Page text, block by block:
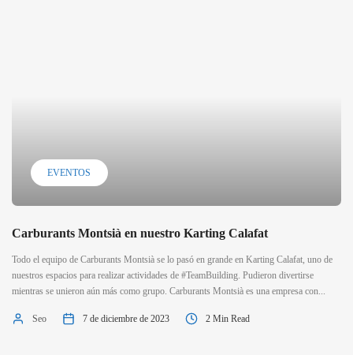
EVENTOS
Carburants Montsià en nuestro Karting Calafat
Todo el equipo de Carburants Montsià se lo pasó en grande en Karting Calafat, uno de
nuestros espacios para realizar actividades de #TeamBuilding. Pudieron divertirse
mientras se unieron aún más como grupo. Carburants Montsià es una empresa con...
Seo 7 de diciembre de 2023 2 Min Read